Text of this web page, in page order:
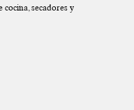
secadores y